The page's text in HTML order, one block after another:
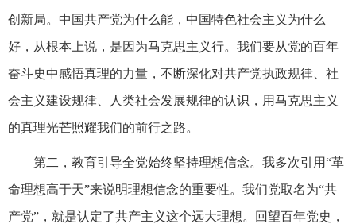
创新局。中国共产党为什么能，中国特色社会主义为什么
好，从根本上说，是因为马克思主义行。我们要从党的百年
奋斗史中感悟真理的力量，不断深化对共产党执政规律、社
会主义建设规律、人类社会发展规律的认识，用马克思主义
的真理光芒照耀我们的前行之路。
第二，教育引导全党始终坚持理想信念。我多次引用“革
命理想高于天”来说明理想信念的重要性。我们党取名为“共
产党”，就是认定了共产主义这个远大理想。回望百年党史，